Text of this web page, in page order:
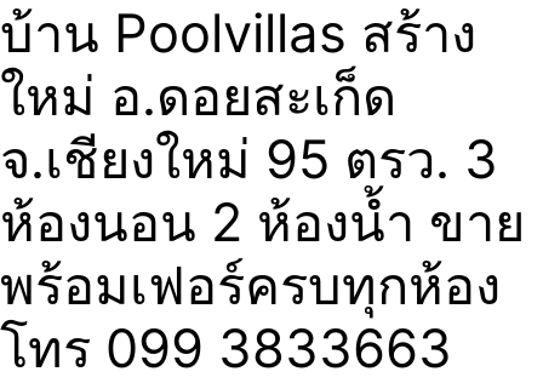
บ้าน Poolvillas สร้าง
ใหม่ อ.ดอยสะเก็ด
จ.เชียงใหม่ 95 ตรว. 3
ห้องนอน 2 ห้องน้ำ ขาย
พร้อมเฟอร์ครบทุกห้อง
โทร 099 3833663